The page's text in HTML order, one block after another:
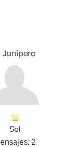
Junipero
Sol
2